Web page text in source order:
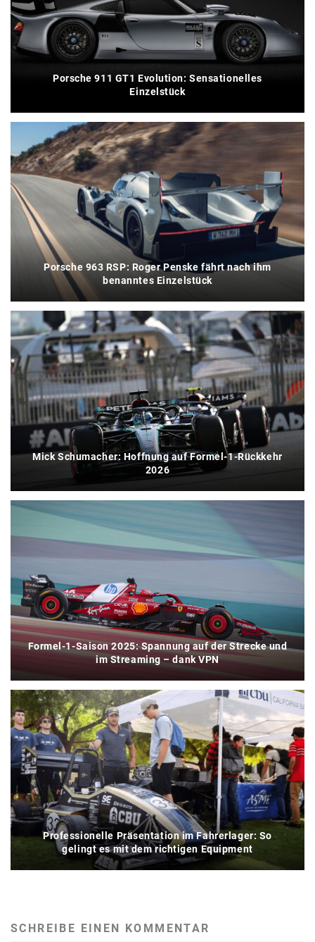
Porsche 911 GT1 Evolution: Sensationelles
Einzelstück
Porsche 963 RSP: Roger Penske fährt nach ihm
benanntes Einzelstück
Mick Schumacher: Hoffnung auf Formel-1-Rückkehr
2026
Formel-1-Saison 2025: Spannung auf der Strecke und
im Streaming – dank VPN
Professionelle Präsentation im Fahrerlager: So
gelingt es mit dem richtigen Equipment
SCHREIBE EINEN KOMMENTAR